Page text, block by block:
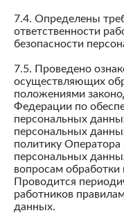
7.4. Определены
ответственности
безопасности
7.5. Проведено
осуществляющих
положениями
Федерации по
персональных
персональных
политику
персональных
вопросам
Проводится
работников
данных.